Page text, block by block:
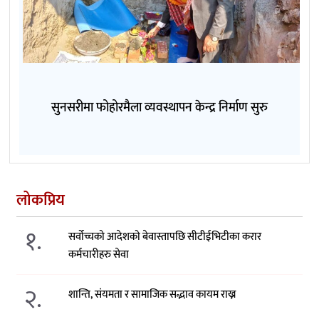
सुनसरीमा फोहोरमैला व्यवस्थापन केन्द्र निर्माण सुरु
लोकप्रिय
१.
सर्वोच्चको आदेशको बेवास्तापछि सीटीईभिटीका करार
कर्मचारीहरु सेवा
२. शान्ति, संयमता र सामाजिक सद्भाव कायम राख्न